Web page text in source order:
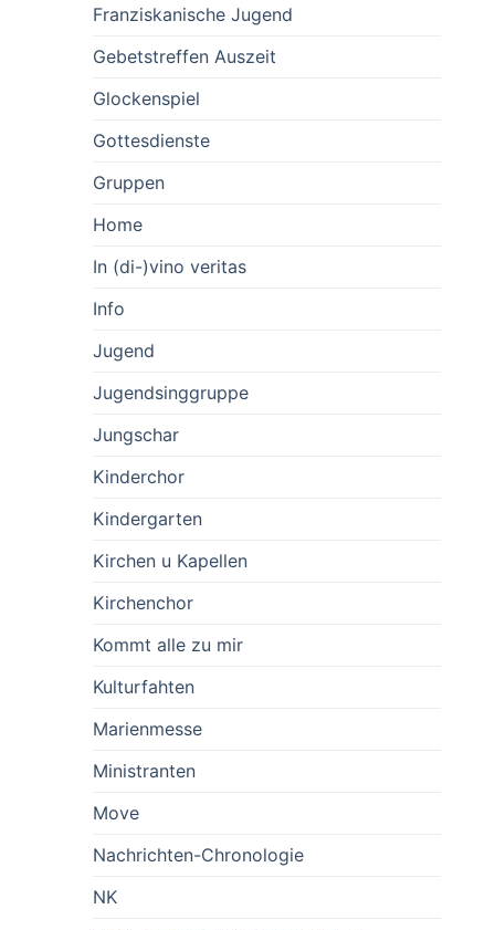
Franziskanische Jugend
Gebetstreffen Auszeit
Glockenspiel
Gottesdienste
Gruppen
Home
In (di-)vino veritas
Info
Jugend
Jugendsinggruppe
Jungschar
Kinderchor
Kindergarten
Kirchen u Kapellen
Kirchenchor
Kommt alle zu mir
Kulturfahten
Marienmesse
Ministranten
Move
Nachrichten-Chronologie
NK